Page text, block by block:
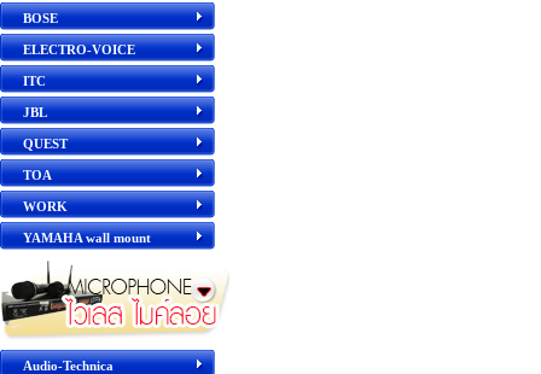
BOSE
ELECTRO-VOICE
ITC
JBL
QUEST
TOA
WORK
YAMAHA wall mount
Audio-Technica